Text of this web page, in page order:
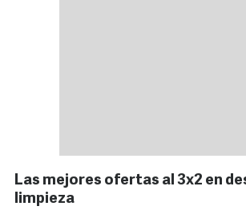
Las mejores ofertas al 3x2 en
limpieza